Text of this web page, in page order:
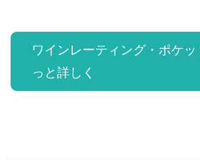
ワインレーティング・ポケッ
っと詳しく